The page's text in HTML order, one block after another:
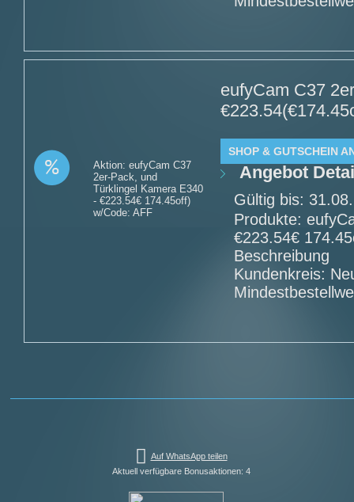
Aktion: eufyCam C37
2er-Pack, und
Türklingel Kamera E340
- €223.54€ 174.45off)
w/Code: AFF
eufyCam C37
SHOP & GUTSCHEIN
Angebot
Gültig bis:
Produkte:
€223.54€
Beschreibung
Kundenkreis:
Auf WhatsApp teilen
Aktuell verfügbare Bonusaktionen: 4